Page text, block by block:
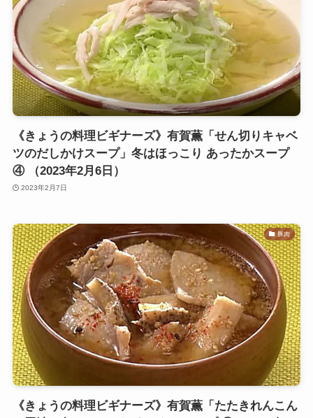
《きょうの料理ビギナーズ》有賀薫「せん切りキャベ
ツのだしかけスープ」冬はほっこり あったかスープ
④ （2023年2月6日）
2023年2月7日
豚肉
《きょうの料理ビギナーズ》有賀薫「たたきれんこん